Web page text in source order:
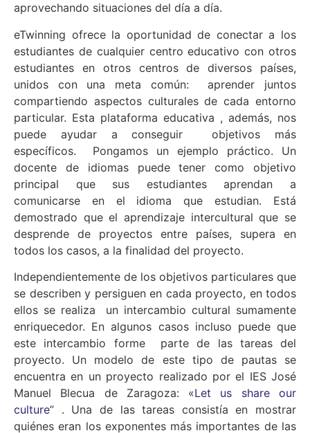
aprovechando situaciones del día a día.
eTwinning ofrece la oportunidad de conectar a los
estudiantes de cualquier centro educativo con otros
estudiantes en otros centros de diversos países,
unidos con una meta común: aprender juntos
compartiendo aspectos culturales de cada entorno
particular. Esta plataforma educativa , además, nos
puede ayudar a conseguir objetivos más
específicos. Pongamos un ejemplo práctico. Un
docente de idiomas puede tener como objetivo
principal que sus estudiantes aprendan a
comunicarse en el idioma que estudian. Está
demostrado que el aprendizaje intercultural que se
desprende de proyectos entre países, supera en
todos los casos, a la finalidad del proyecto.
Independientemente de los objetivos particulares que
se describen y persiguen en cada proyecto, en todos
ellos se realiza un intercambio cultural sumamente
enriquecedor. En algunos casos incluso puede que
este intercambio forme parte de las tareas del
proyecto. Un modelo de este tipo de pautas se
encuentra en un proyecto realizado por el IES José
Manuel Blecua de Zaragoza: «Let us share our
culture” . Una de las tareas consistía en mostrar
quiénes eran los exponentes más importantes de las